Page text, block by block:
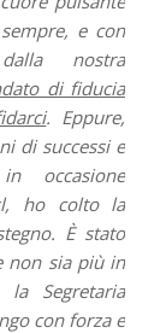
e con
nostra
di fiducia
. Eppure,
di successi e
occasione
ho colto la
È stato
non sia più in
Segretaria
con forza e